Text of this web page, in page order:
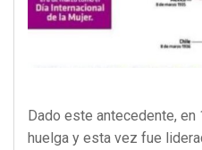
Dado este antecedente, en
huelga y esta vez fue